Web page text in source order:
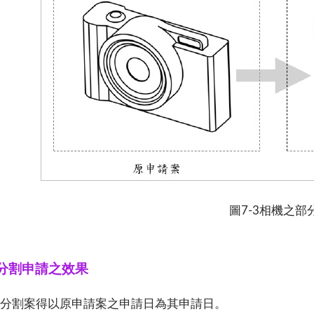
圖7-3相機之部
割申請之效果
割案得以原申請案之申請日為其申請日。